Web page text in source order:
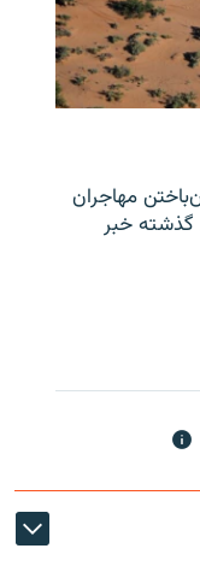
مهاجران
گذشته خبر